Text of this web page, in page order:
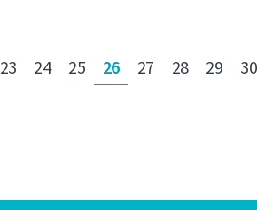
23 24 25 26 27 28 29 30